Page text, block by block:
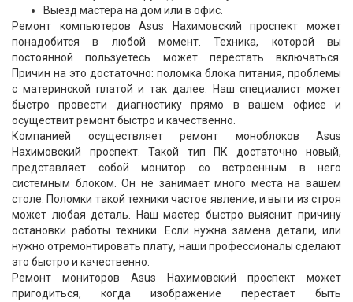
Выезд мастера на дом или в офис.
Ремонт компьютеров Asus Нахимовский проспект может
понадобится в любой момент. Техника, которой вы
постоянной пользуетесь может перестать включаться.
Причин на это достаточно: поломка блока питания, проблемы
с материнской платой и так далее. Наш специалист может
быстро провести диагностику прямо в вашем офисе и
осуществит ремонт быстро и качественно.
Компанией осуществляет ремонт моноблоков Asus
Нахимовский проспект. Такой тип ПК достаточно новый,
представляет собой монитор со встроенным в него
системным блоком. Он не занимает много места на вашем
столе. Поломки такой техники частое явление, и выти из строя
может любая деталь. Наш мастер быстро выяснит причину
остановки работы техники. Если нужна замена детали, или
нужно отремонтировать плату, наши профессионалы сделают
это быстро и качественно.
Ремонт мониторов Asus Нахимовский проспект может
пригодиться, когда изображение перестает быть